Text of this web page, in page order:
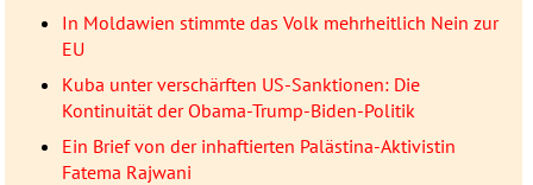
In Moldawien stimmte das Volk mehrheitlich Nein zur
EU
Kuba unter verschärften US-Sanktionen: Die
Kontinuität der Obama-Trump-Biden-Politik
Ein Brief von der inhaftierten Palästina-Aktivistin
Fatema Rajwani